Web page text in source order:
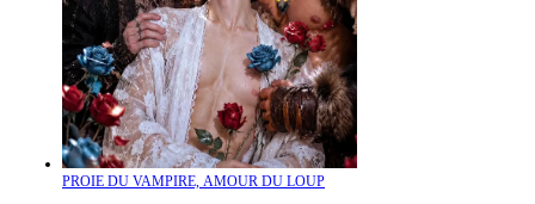
PROIE DU VAMPIRE, AMOUR DU LOUP